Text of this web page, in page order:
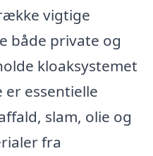
vigtige
både private og
kloaksystemet
er essentielle
slam, olie og
fra